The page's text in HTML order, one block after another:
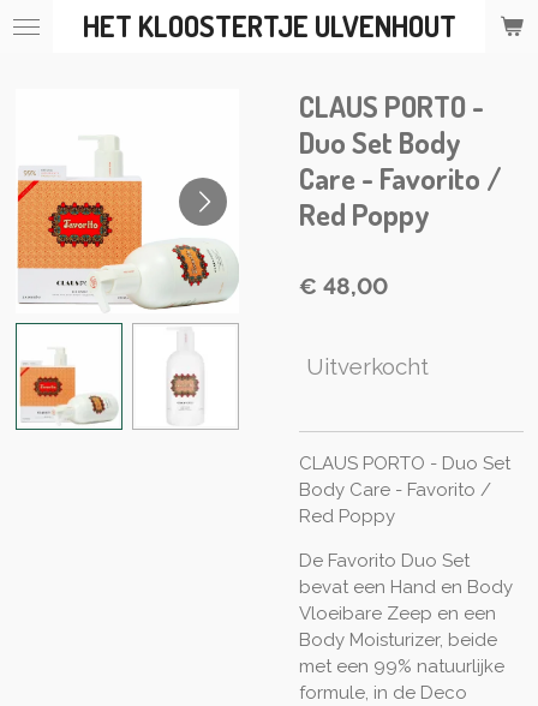
Ga
HET KLOOSTERTJE ULVENHOUT
CLAUS PORTO -
Duo Set Body
Care - Favorito /
Red Poppy
€ 48,00
Uitverkocht
CLAUS PORTO - Duo Set
Body Care - Favorito /
Red Poppy
De Favorito Duo Set
bevat een Hand en Body
Vloeibare Zeep en een
Body Moisturizer, beide
met een 99% natuurlijke
formule, in de Deco